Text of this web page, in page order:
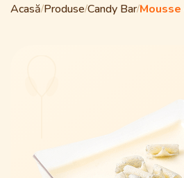
Acasă/Produse/Candy Bar/